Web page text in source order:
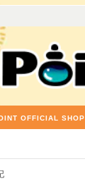
OFFICIAL SHOP